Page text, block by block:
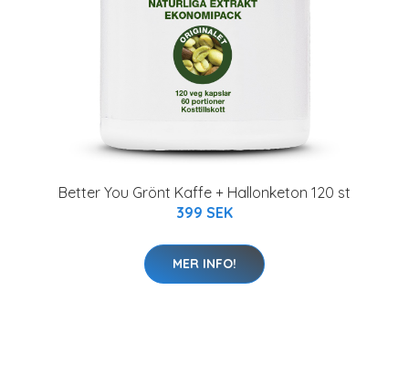
Better You Grönt Kaffe + Hallonketon 120 st
399 SEK
MER INFO!